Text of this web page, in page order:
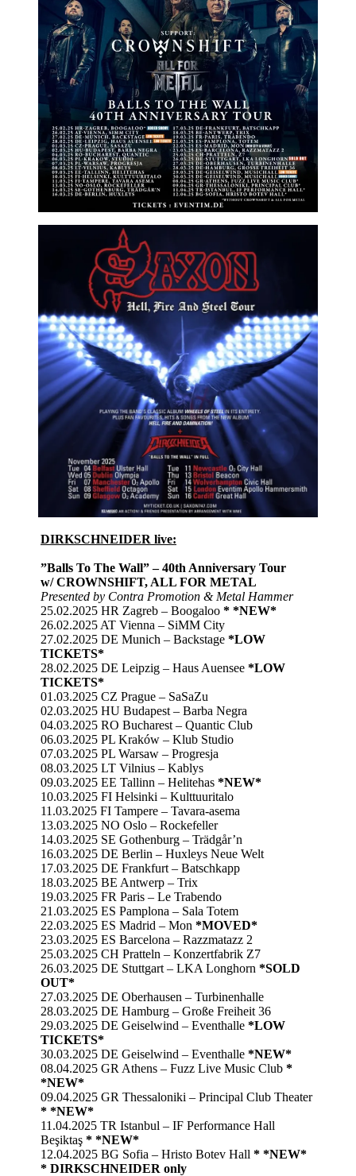
DIRKSCHNEIDER live:
”Balls To The Wall” – 40th Anniversary Tour
w/ CROWNSHIFT, ALL FOR METAL
Presented by Contra Promotion & Metal Hammer
25.02.2025 HR Zagreb – Boogaloo * *NEW*
26.02.2025 AT Vienna – SiMM City
27.02.2025 DE Munich – Backstage *LOW
TICKETS*
28.02.2025 DE Leipzig – Haus Auensee *LOW
TICKETS*
01.03.2025 CZ Prague – SaSaZu
02.03.2025 HU Budapest – Barba Negra
04.03.2025 RO Bucharest – Quantic Club
06.03.2025 PL Kraków – Klub Studio
07.03.2025 PL Warsaw – Progresja
08.03.2025 LT Vilnius – Kablys
09.03.2025 EE Tallinn – Helitehas *NEW*
10.03.2025 FI Helsinki – Kulttuuritalo
11.03.2025 FI Tampere – Tavara-asema
13.03.2025 NO Oslo – Rockefeller
14.03.2025 SE Gothenburg – Trädgår’n
16.03.2025 DE Berlin – Huxleys Neue Welt
17.03.2025 DE Frankfurt – Batschkapp
18.03.2025 BE Antwerp – Trix
19.03.2025 FR Paris – Le Trabendo
21.03.2025 ES Pamplona – Sala Totem
22.03.2025 ES Madrid – Mon *MOVED*
23.03.2025 ES Barcelona – Razzmatazz 2
25.03.2025 CH Pratteln – Konzertfabrik Z7
26.03.2025 DE Stuttgart – LKA Longhorn *SOLD
OUT*
27.03.2025 DE Oberhausen – Turbinenhalle
28.03.2025 DE Hamburg – Große Freiheit 36
29.03.2025 DE Geiselwind – Eventhalle *LOW
TICKETS*
30.03.2025 DE Geiselwind – Eventhalle *NEW*
08.04.2025 GR Athens – Fuzz Live Music Club *
*NEW*
09.04.2025 GR Thessaloniki – Principal Club Theater
* *NEW*
11.04.2025 TR Istanbul – IF Performance Hall
Beşiktaş * *NEW*
12.04.2025 BG Sofia – Hristo Botev Hall * *NEW*
* DIRKSCHNEIDER only